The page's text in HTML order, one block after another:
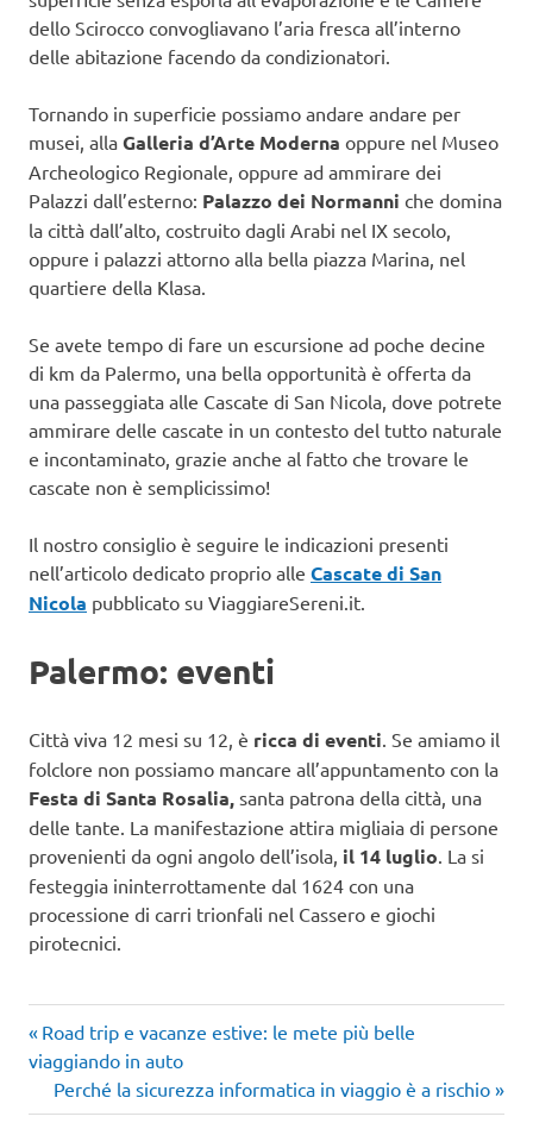
dello Scirocco convogliavano l’aria fresca all’interno
delle abitazione facendo da condizionatori.
Tornando in superficie possiamo andare andare per
musei, alla Galleria d’Arte Moderna oppure nel Museo
Archeologico Regionale, oppure ad ammirare dei
Palazzi dall’esterno: Palazzo dei Normanni che domina
la città dall’alto, costruito dagli Arabi nel IX secolo,
oppure i palazzi attorno alla bella piazza Marina, nel
quartiere della Klasa.
Se avete tempo di fare un escursione ad poche decine
di km da Palermo, una bella opportunità è offerta da
una passeggiata alle Cascate di San Nicola, dove potrete
ammirare delle cascate in un contesto del tutto naturale
e incontaminato, grazie anche al fatto che trovare le
cascate non è semplicissimo!
Il nostro consiglio è seguire le indicazioni presenti
nell’articolo dedicato proprio alle Cascate di San
Nicola pubblicato su ViaggiareSereni.it.
Palermo: eventi
Città viva 12 mesi su 12, è ricca di eventi. Se amiamo il
folclore non possiamo mancare all’appuntamento con la
Festa di Santa Rosalia, santa patrona della città, una
delle tante. La manifestazione attira migliaia di persone
provenienti da ogni angolo dell’isola, il 14 luglio. La si
festeggia ininterrottamente dal 1624 con una
processione di carri trionfali nel Cassero e giochi
pirotecnici.
Navigazione
articoli
Articolo
precedente:
Road trip e vacanze estive: le mete più belle
viaggiando in auto
Articolo
successivo:
Perché la sicurezza informatica in viaggio è a rischio